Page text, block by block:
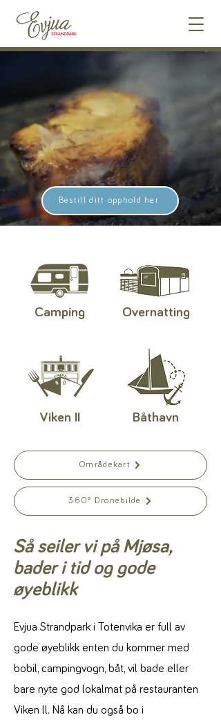
Bestill ditt opphold her
Camping Overnatting
Viken II Båthavn
Områdekart
360° Dronebilde
Så seiler vi på Mjøsa,
bader i tid og gode
øyeblikk
Evjua Strandpark i Totenvika er full av
gode øyeblikk enten du kommer med
bobil, campingvogn, båt, vil bade eller
bare nyte god lokalmat på restauranten
Viken ll. Nå kan du også bo i